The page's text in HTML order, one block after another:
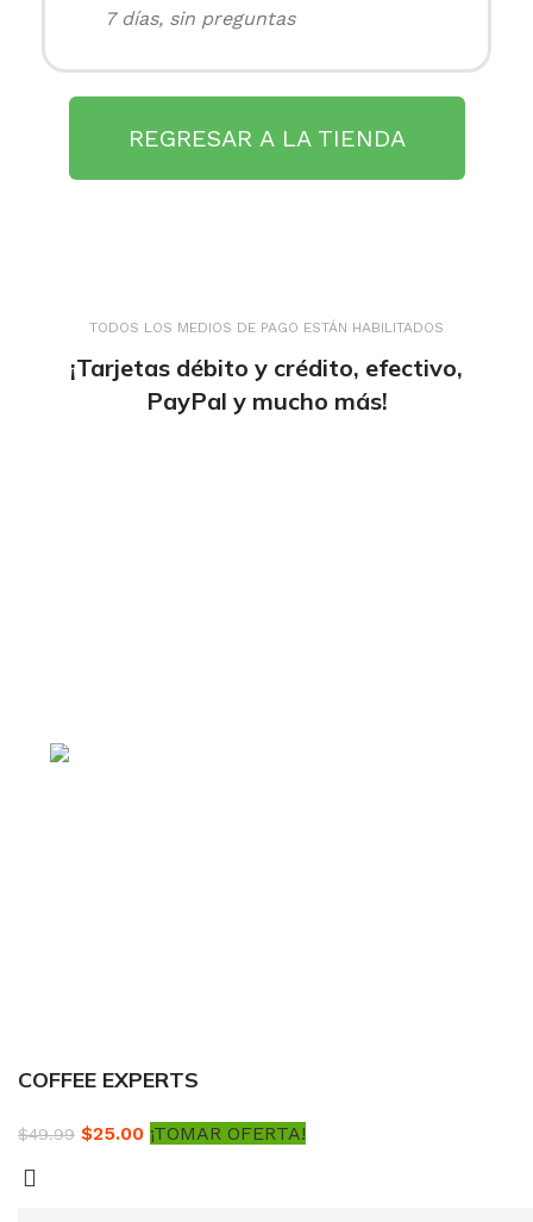
7 días, sin preguntas
REGRESAR A LA TIENDA
TODOS LOS MEDIOS DE PAGO ESTÁN HABILITADOS
¡Tarjetas débito y crédito, efectivo,
PayPal y mucho más!
COFFEE EXPERTS
$49.99 $25.00 ¡TOMAR OFERTA!